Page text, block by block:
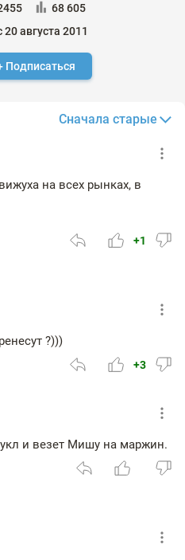
68 605
20 августа 2011
Подписаться
Сначала старые
на всех рынках, в
+1
?)))
+3
и везет Мишу на маржин.